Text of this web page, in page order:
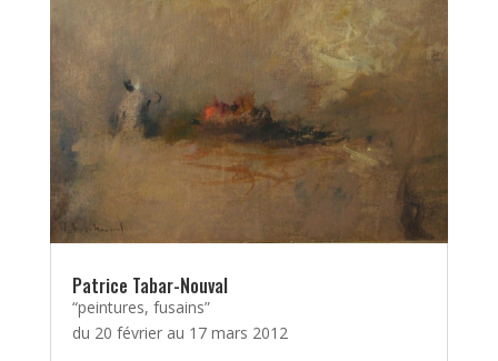
Patrice Tabar-Nouval
“peintures, fusains”
du 20 février au 17 mars 2012